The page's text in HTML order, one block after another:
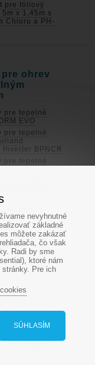
pre fóliový
5m x 1,45m s
Chloru a PH-
ohrev
pre tepelné
EVO
pre tepelné
BPNCR
pre tepelné
Rapid
pre tepelné
iGarden
pre tepelné
iGarden
pre tepelné
pre tepelné
pre tepelné
nevyhnutné
základné
môžete zakázať
čo však
Radi by sme
ktoré nám
stránky. Pre ich
SÚHLASÍM